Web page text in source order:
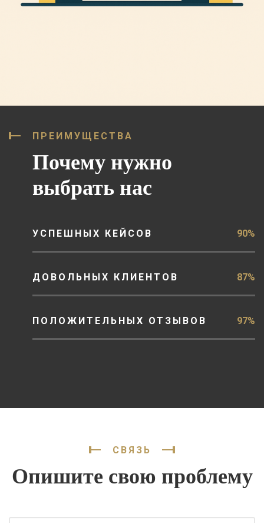
ПРЕИМУЩЕСТВА
Почему нужно
выбрать нас
УСПЕШНЫХ КЕЙСОВ 90%
ДОВОЛЬНЫХ КЛИЕНТОВ 87%
ПОЛОЖИТЕЛЬНЫХ ОТЗЫВОВ 97%
СВЯЗЬ
Опишите свою проблему